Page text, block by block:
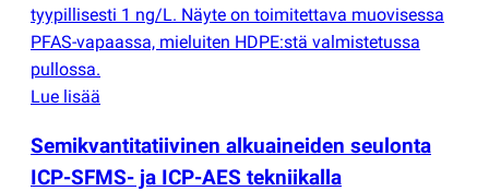
tyypillisesti 1 ng/L. Näyte on toimitettava muovisessa
PFAS-vapaassa, mieluiten HDPE:stä valmistetussa
pullossa.
Lue lisää
Semikvantitatiivinen alkuaineiden seulonta
ICP-SFMS- ja ICP-AES tekniikalla